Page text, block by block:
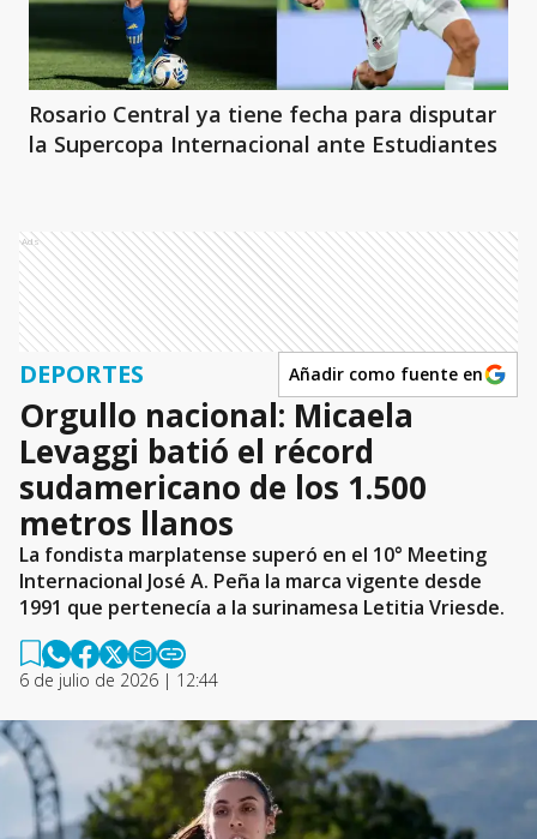
Rosario Central ya tiene fecha para disputar
la Supercopa Internacional ante Estudiantes
Ads
DEPORTES Añadir como fuente en
Orgullo nacional: Micaela
Levaggi batió el récord
sudamericano de los 1.500
metros llanos
La fondista marplatense superó en el 10° Meeting
Internacional José A. Peña la marca vigente desde
1991 que pertenecía a la surinamesa Letitia Vriesde.
6 de julio de 2026 | 12:44